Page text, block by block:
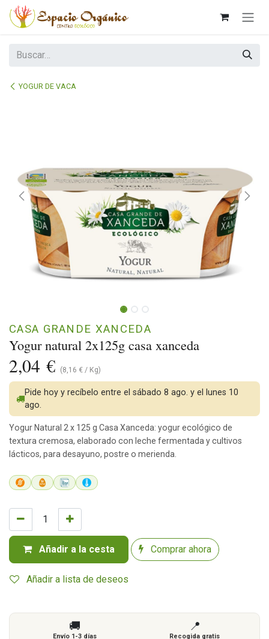
Ir al contenido
YOGUR DE VACA
Yogur natural 2x125g casa xanceda
CASA GRANDE XANCEDA
2,04 € (8,16 € / Kg)
Añadir a la cesta Comprar ahora
Añadir a lista de deseos
Pide hoy y recíbelo entre el sábado 8 ago. y el lunes 10
ago.
Yogur Natural 2 x 125 g Casa Xanceda: yogur ecológico de
textura cremosa, elaborado con leche fermentada y cultivos
lácticos, para desayuno, postre o merienda.
🚚
Envío 1-3 días
📍
Recogida gratis